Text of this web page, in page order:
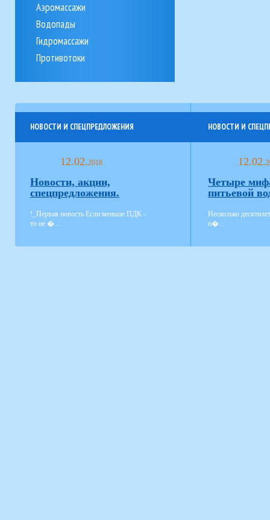
Аэромассажи
Водопады
Гидромассажи
Противотоки
НОВОСТИ И СПЕЦПРЕДЛОЖЕНИЯ
12.02.2018
Новости, акции,
спецпредложения.
!_Первая новость Если меньше ПДК -
то не �...
НОВОСТИ И
12.02.
Четыре
питьевой
Несколько
п�...